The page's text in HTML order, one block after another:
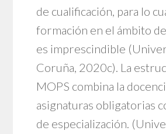
de cualificación, para lo
formación en el ámbito
es imprescindible
Coruña, 2020c). La
MOPS combina la
asignaturas obligatorias
de especialización.